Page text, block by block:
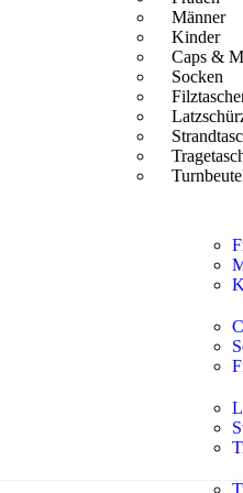
Männer
Kinder
Caps &
Socken